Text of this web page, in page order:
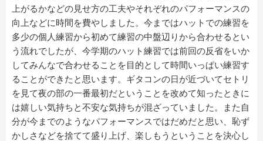
上がるかなどの見せ方の工夫やそれぞれのパフォーマンスの
向上などに時間を費やしました。今まではハットでの練習を
多少の個人練習から初めて練習の中盤辺りから合わせるとい
う流れでしたが、今学期のハット練習では前回の反省をいか
してみんなで合わせることを目的として時間いっぱい練習す
ることができたと思います。ギタコンの日が近づいてセトリ
を見て夜の部の一番最初だということを改めて知ったときに
は嬉しい気持ちと不安な気持ちが混ざっていました。また自
分が今までのようなパフォーマンスではだめだと思い、恥ず
かしさなどを捨てて盛り上げ、楽しもうということを決心し